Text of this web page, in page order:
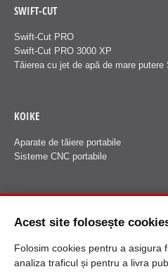
SWIFT-CUT
Swift-Cut PRO
Swift-Cut PRO 3000 XP
Tăierea cu jet de apă de mare putere
KOIKE
Aparate de tăiere portabile
Sisteme CNC portabile
Acest site folosește
Folosim cookies pentru a asigura
analiza traficul și pentru a livra